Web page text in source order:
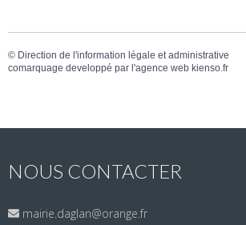
© Direction de l'information légale et administrative
comarquage developpé par l'agence web kienso.fr
NOUS CONTACTER
mairie.daglan@orange.fr